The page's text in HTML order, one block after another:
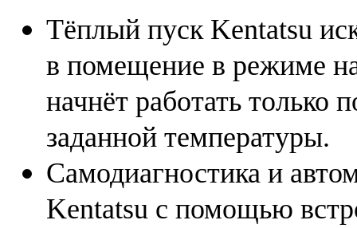
Тёплый пуск Kentatsu
в помещение в режиме
начнёт работать только
заданной температуры.
Самодиагностика и
Kentatsu с помощью